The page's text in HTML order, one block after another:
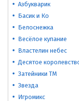
Азбукварик
Басик и Ко
Белоснежка
Весёлое купание
Властелин небес
Десятое
Затейники ТМ
Звезда
Игромикс